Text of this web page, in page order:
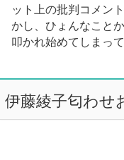
ット上の批判コメン
かし、ひょんなこと
叩かれ始めてしまっ
伊藤綾子匂わせ